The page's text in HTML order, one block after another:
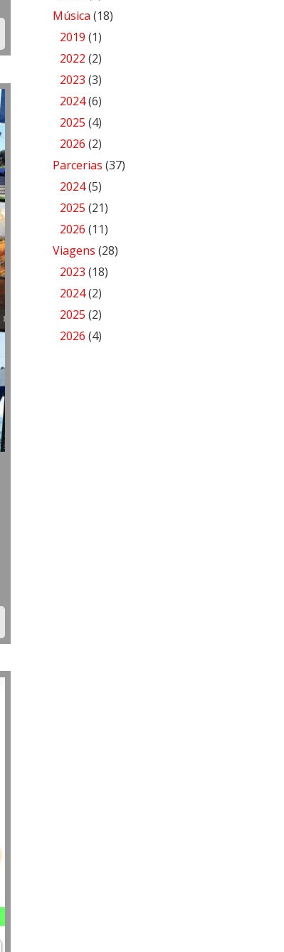
Música (18)
2019 (1)
2022 (2)
2023 (3)
2024(6)
2025 (4)
2026 (2)
Parcerias (37)
2024(5)
2025 (21)
2026 (11)
Viagens (28)
2023 (18)
2024(2)
2025 (2)
2026 (4)